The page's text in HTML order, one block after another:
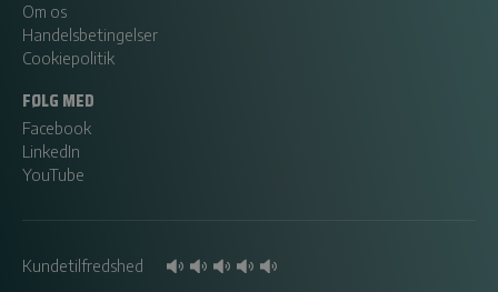
Om os
Handelsbetingelser
Cookiepolitik
FØLG MED
Facebook
LinkedIn
YouTube
Kundetilfredshed